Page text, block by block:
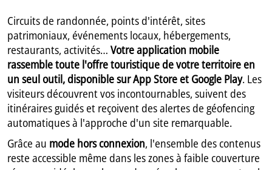
Circuits de randonnée, points d'intérêt, sites
patrimoniaux, événements locaux, hébergements,
restaurants, activités…Votre application mobile
rassemble toute l'offre touristique de votre territoire en
un seul outil, disponible sur App Store et Google Play. Les
visiteurs découvrent vos incontournables, suivent des
itinéraires guidés et reçoivent des alertes de géofencing
automatiques à l'approche d'un site remarquable.
Grâce au mode hors connexion, l'ensemble des contenus
reste accessible même dans les zones à faible couverture